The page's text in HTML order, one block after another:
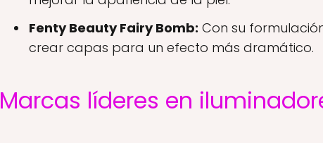
Fenty Beauty Fairy Bomb: Con su
crear capas para un efecto más dramático.
Marcas líderes en